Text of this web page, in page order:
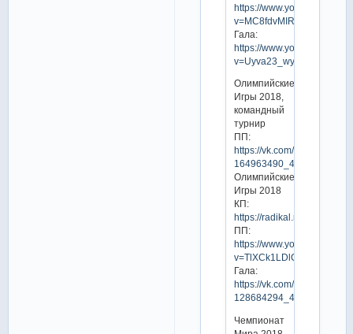
https://www.youtube.com/
v=MC8fdvMIRPc
Гала:
https://www.youtube.com/
v=Uyva23_wyVE
Олимпийские
Игры 2018,
командный
турнир
ПП:
https://vk.com/video-
164963490_456240204
Олимпийские
Игры 2018
КП:
https://radikal.ru/video/
ПП:
https://www.youtube.com/
v=TlXCk1LDlC0
Гала:
https://vk.com/video-
128684294_456239549
Чемпионат